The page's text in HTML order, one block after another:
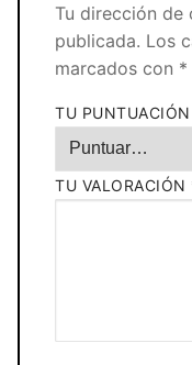
Tu dirección de
publicada. Los
marcados con *
TU PUNTUACIÓN
TU VALORACIÓN